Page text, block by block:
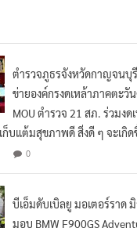
ตำรวจภูธรจังหวัดกาญจนบุ
ข่ายองค์กรงดเหล้าภาคตะวั
MOU ตำรวจ 21 สภ. ร่วมงด
ก็บแต้มสุขภาพดี สิ่งดี ๆ จะเกิด
0
บีเอ็มดับเบิลยู มอเตอร์ราด
มอบ BMW F900GS